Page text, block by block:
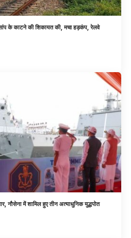
के काटने की शिकायत की, मचा हड़कंप, रेलवे
नौसेना में शामिल हुए तीन अत्याधुनिक युद्धपोत